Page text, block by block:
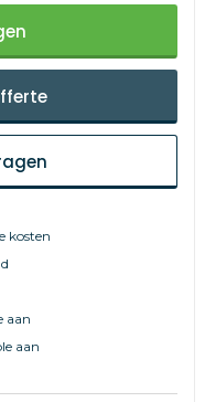
kosten
aan
aan